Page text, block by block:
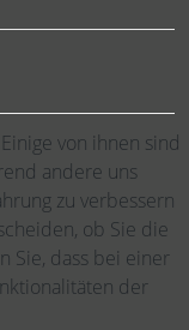
von ihnen sind
andere uns
zu verbessern
ob Sie die
Sie, dass bei einer
der